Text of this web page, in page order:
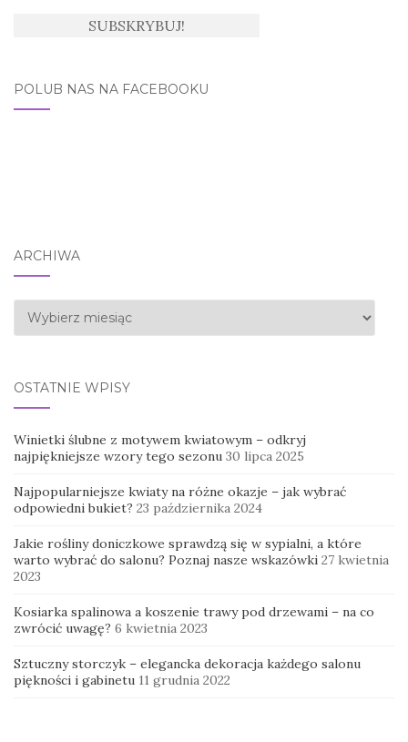
POLUB NAS NA FACEBOOKU
ARCHIWA
Archiwa
OSTATNIE WPISY
Winietki ślubne z motywem kwiatowym – odkryj
najpiękniejsze wzory tego sezonu 30 lipca 2025
Najpopularniejsze kwiaty na różne okazje – jak wybrać
odpowiedni bukiet? 23 października 2024
Jakie rośliny doniczkowe sprawdzą się w sypialni, a które
warto wybrać do salonu? Poznaj nasze wskazówki 27 kwietnia
2023
Kosiarka spalinowa a koszenie trawy pod drzewami – na co
zwrócić uwagę? 6 kwietnia 2023
Sztuczny storczyk – elegancka dekoracja każdego salonu
piękności i gabinetu 11 grudnia 2022